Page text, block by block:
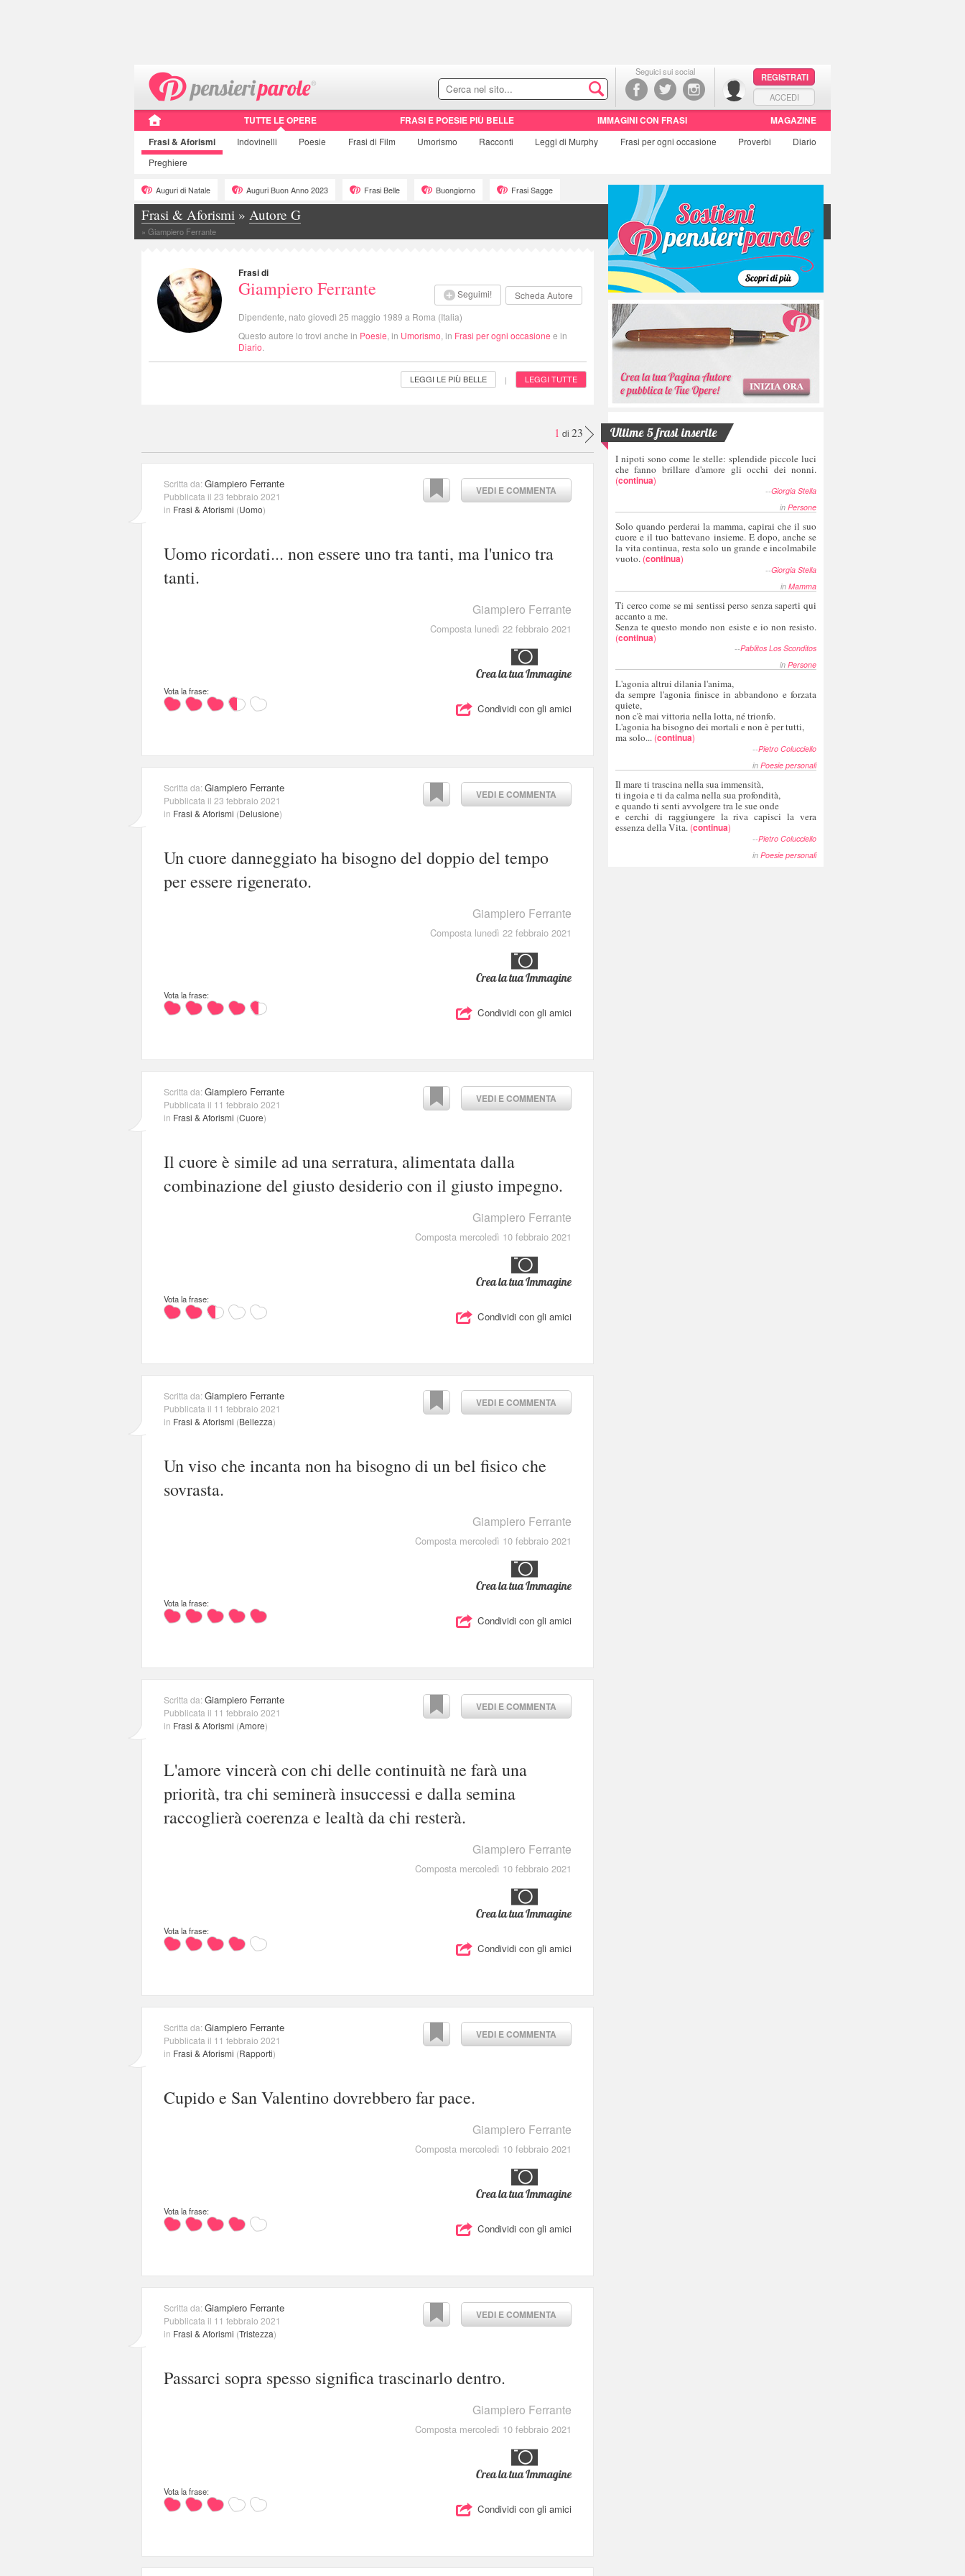
Seguici sui social
REGISTRATI
ACCEDI
TUTTE LE OPERE FRASI E POESIE PIÙ BELLE IMMAGINI CON FRASI
MAGAZINE
Frasi& Aforismi Indovinelli Poesie Frasi di Film Umorismo Racconti Leggi di Murphy Frasi per ogni occasione Proverbi
Diario
Preghiere
Auguri di Natale Auguri Buon Anno 2023 Frasi Belle Buongiorno Frasi Sagge
Frasi & Aforismi » Autore G
» Giampiero Ferrante
Seguimi! Scheda Autore
Frasi di
Giampiero Ferrante
Dipendente, nato giovedì 25 maggio 1989 a Roma (Italia)
Questo autore lo trovi anche in Poesie , in Umorismo , in Frasi per ogni occasione e in
Diario
LEGGI LE PIÙ BELLE | LEGGI TUTTE
1 di 23
VEDI E COMMENTA
Scritta da:Giampiero Ferrante
Pubblicata il 23 febbraio 2021
in Frasi & Aforismi (Uomo)
Uomo ricordati... non essere uno tra tanti, ma l'unico tra
tanti.
Giampiero Ferrante
Composta lunedì 22 febbraio 2021
Crea la tua Immagine
Vota la frase:
Condividi con gli amici
VEDI E COMMENTA
Scritta da:Giampiero Ferrante
Pubblicata il 23 febbraio 2021
in Frasi & Aforismi (Delusione)
Un cuore danneggiato ha bisogno del doppio del tempo
per essere rigenerato.
Giampiero Ferrante
Composta lunedì 22 febbraio 2021
Crea la tua Immagine
Vota la frase:
Condividi con gli amici
VEDI E COMMENTA
Scritta da:Giampiero Ferrante
Pubblicata il 11 febbraio 2021
in Frasi & Aforismi (Cuore)
Il cuore è simile ad una serratura, alimentata dalla
combinazione del giusto desiderio con il giusto impegno.
Giampiero Ferrante
Composta mercoledì 10 febbraio 2021
Crea la tua Immagine
Vota la frase:
Condividi con gli amici
VEDI E COMMENTA
Scritta da:Giampiero Ferrante
Pubblicata il 11 febbraio 2021
in Frasi & Aforismi (Bellezza)
Un viso che incanta non ha bisogno di un bel fisico che
sovrasta.
Giampiero Ferrante
Composta mercoledì 10 febbraio 2021
Crea la tua Immagine
Vota la frase:
Condividi con gli amici
VEDI E COMMENTA
Scritta da:Giampiero Ferrante
Pubblicata il 11 febbraio 2021
in Frasi & Aforismi (Amore)
L'amore vincerà con chi delle continuità ne farà una
priorità, tra chi seminerà insuccessi e dalla semina
raccoglierà coerenza e lealtà da chi resterà.
Giampiero Ferrante
Composta mercoledì 10 febbraio 2021
Crea la tua Immagine
Vota la frase:
Condividi con gli amici
VEDI E COMMENTA
Scritta da:Giampiero Ferrante
Pubblicata il 11 febbraio 2021
in Frasi & Aforismi (Rapporti)
Cupido e San Valentino dovrebbero far pace.
Giampiero Ferrante
Composta mercoledì 10 febbraio 2021
Crea la tua Immagine
Vota la frase:
Condividi con gli amici
VEDI E COMMENTA
Scritta da:Giampiero Ferrante
Pubblicata il 11 febbraio 2021
in Frasi & Aforismi (Tristezza)
Passarci sopra spesso significa trascinarlo dentro.
Giampiero Ferrante
Composta mercoledì 10 febbraio 2021
Crea la tua Immagine
Vota la frase:
Condividi con gli amici
Ultime 5 frasi inserite
I nipoti sono come le stelle: splendide piccole luci
che fanno brillare d'amore gli occhi dei nonni.
(continua)
--Giorgia Stella
in Persone
Solo quando perderai la mamma, capirai che il suo
cuore e il tuo battevano insieme. E dopo, anche se
la vita continua, resta solo un grande e incolmabile
vuoto. (continua)
--Giorgia Stella
in Mamma
Ti cerco come se mi sentissi perso senza saperti qui
accanto a me.
Senza te questo mondo non esiste e io non resisto.
(continua)
--Pablitos Los Sconditos
in Persone
L'agonia altrui dilania l'anima,
da sempre l'agonia finisce in abbandono e forzata
quiete,
non c'è mai vittoria nella lotta, né trionfo.
L'agonia ha bisogno dei mortali e non è per tutti,
ma solo... (continua)
--Pietro Colucciello
in Poesie personali
Il mare ti trascina nella sua immensità,
ti ingoia e ti da calma nella sua profondità,
e quando ti senti avvolgere tra le sue onde
e cerchi di raggiungere la riva capisci la vera
essenza della Vita. (continua)
--Pietro Colucciello
in Poesie personali